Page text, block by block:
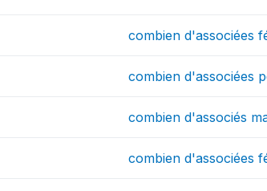
combien d'associées
combien d'associées
combien d'associés
combien d'associées